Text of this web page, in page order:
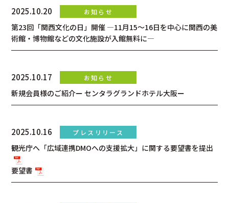
2025.10.20
第23回「関西文化の日」開催 ―11月15～16日を中心に関西の美
術館・博物館などの文化施設が入館無料に―
2025.10.17
新規会員様のご紹介ー センタラグランドホテル大阪ー
2025.10.16
観光庁へ「広域連携DMOへの支援拡大」に関する要望書を提出
要望書